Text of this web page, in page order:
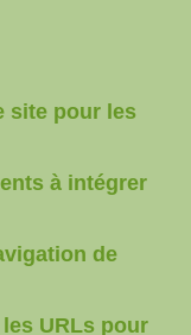
site pour les
à intégrer
de
URLs pour